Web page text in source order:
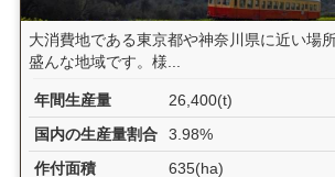
大消費地である東京都や神奈川県に近い場
盛んな地域です。様...
年間生産量
26,400(t)
国内の生産量割合
3.98%
作付面積
635(ha)